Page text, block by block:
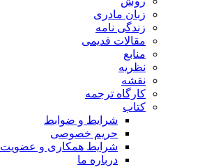
زبان مادری
زندگی نامه
مقالات قدیمی
منابع
نظریه
نقشه
کارگاه ترجمه
کتاب
شرایط و ضوابط
حریم خصوصی
شرایط همکاری و عضویت
درباره ما